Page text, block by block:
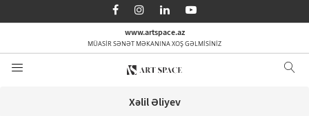
www.artspace.az
MÜASİR SƏNƏT MƏKANINA XOŞ GƏLMİSİNİZ
AZ EN RU
Xəlil Əliyev